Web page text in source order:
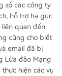
số các công ty
hỗ trợ hạ gục
liên quan đến
cũng cho biết
email đã bị
Lừa đảo Mạng
hiện các vụ